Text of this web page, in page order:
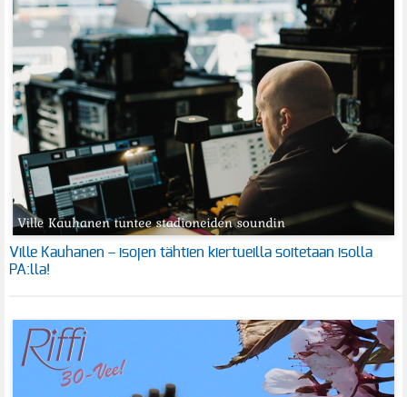
Ville Kauhanen – isojen tähtien kiertueilla soitetaan isolla
PA:lla!